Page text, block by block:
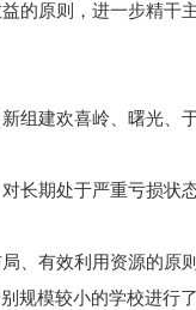
的原则，进一步精干
组建欢喜岭、曙光、
长期处于严重亏损状
、有效利用资源的原
规模较小的学校进行